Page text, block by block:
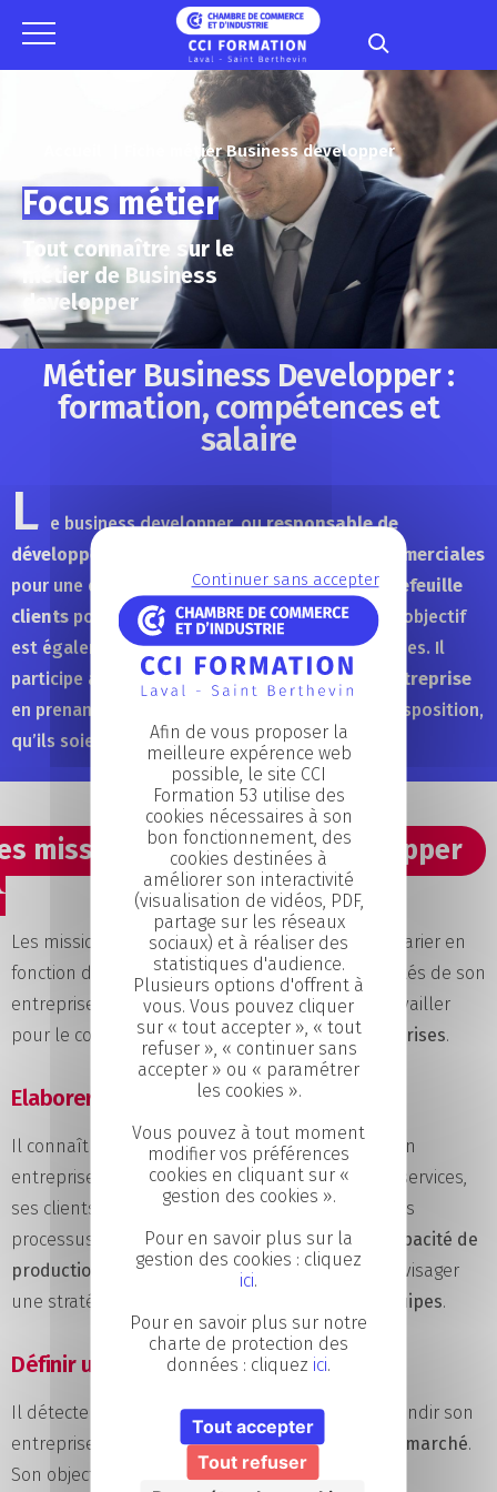
Fiche métier Business developper
Focus métier
Tout connaître sur le
métier de Business
developper
Métier Business Developper :
formation, compétences et
salaire
L e business developper, ouresponsable de
développement
opportunités commerciales
pour une entreprise. Il cherche àélargir le portefeuille
clients pour générer du chiffre d’affaires
. Son objectif
est également denouer des partenariatssolides. Il
participe activement au développement de l’entreprise
en prenant en compte tous les éléments à sa disposition,
qu’ils soient internes ou externes.
missions du Business developper
Les missions du business developper peuvent varier en
fonction de son secteur d’activité et des spécificités de son
entreprise. Par ailleurs, il est plutôt amené à travailler
pour le compte degrandes et moyennes entreprises.
Elaborer une stratégie interne
Il connaît parfaitement le fonctionnement de son
entreprise : ses ressources, ses produits ou ses services,
ses clients et ses salariés. Il effectue un audit des
processus déjà mis en place afin d’estimer la
capacité de
production
. A partir de ces données, il pourra envisager
une stratégie pour
maximiser l’efficacité des équipes.
Définir un plan de développement
Il détecte les leviers de croissancepour faire grandir son
entreprise. Pour ce faire, il réalise desétudes de marché.
Son objectif est d’identifier lespotentiels clients
Panneau de gestion des cookies
Continuer sans accepter
Afin de vous proposer la
meilleure expérence web
possible, le site CCI
Formation 53 utilise des
cookies nécessaires à son
bon fonctionnement, des
cookies destinées à
améliorer son interactivité
(visualisation de vidéos, PDF,
partage sur les réseaux
sociaux) et à réaliser des
statistiques d'audience.
Plusieurs options d'offrent à
vous. Vous pouvez cliquer
sur « tout accepter », « tout
refuser », « continuer sans
accepter » ou « paramétrer
les cookies ».
Vous pouvez à tout moment
modifier vos préférences
cookies en cliquant sur «
gestion des cookies ».
Pour en savoir plus sur la
gestion des cookies : cliquez
ici.
Pour en savoir plus sur notre
charte de protection des
données : cliquez ici.
Tout accepter
Tout refuser